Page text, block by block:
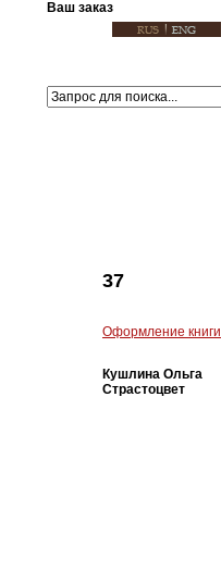
Ваш заказ
37
Оформление книги
Кушлина Ольга
Страстоцвет